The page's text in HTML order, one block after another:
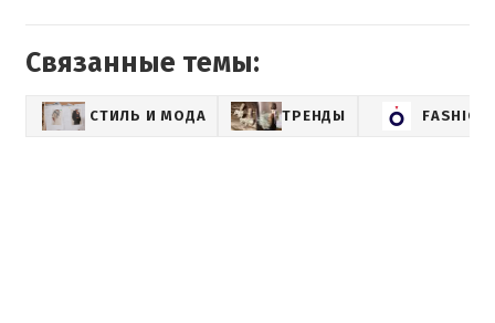
Связанные темы:
СТИЛЬ И МОДА ТРЕНДЫ FASHION